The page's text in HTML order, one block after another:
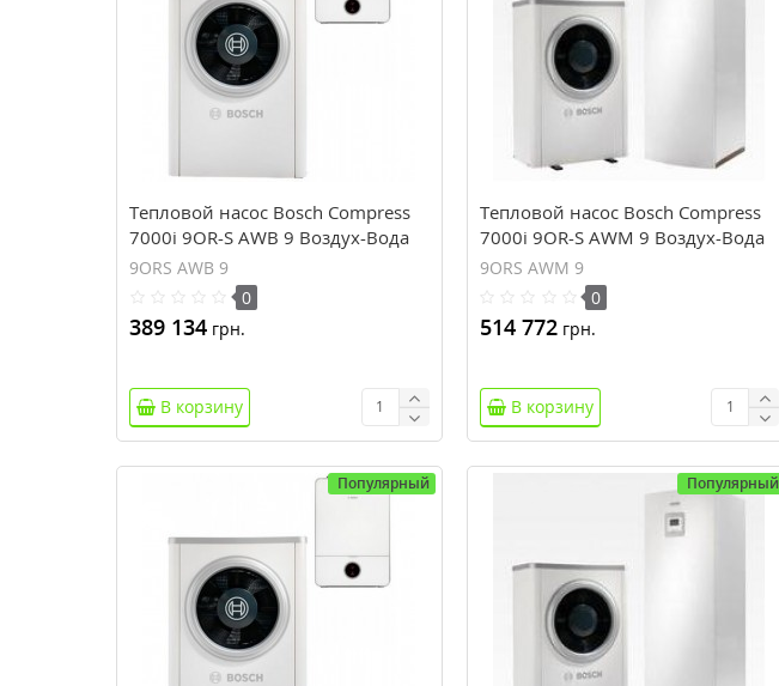
Тепловой насос Bosch Compress
7000i 9OR-S AWB 9 Воздух-Вода
9ORS AWB 9
0
389 134 грн.
В корзину
Тепловой насос Bosch Compress
7000i 9OR-S AWM 9 Воздух-Вода
9ORS AWM 9
0
514 772грн.
В корзину
Популярный Популярный